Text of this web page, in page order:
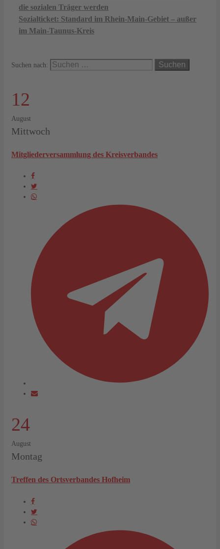
die sozialen Träger werden
Sozialticket: Standard im Rhein-Main-Gebiet – außer
im Main-Taunus-Kreis
Suchen nach:
12
August
Mittwoch
Mitgliederversammlung des Kreisverbandes
24
August
Montag
Treffen des Ortsverbandes Hofheim